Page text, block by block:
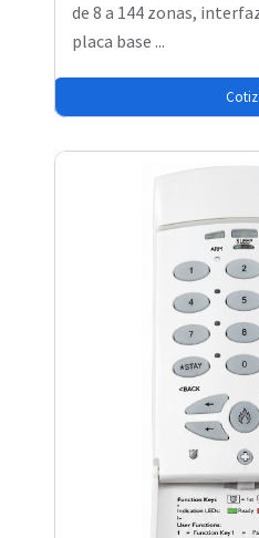
de 8 a 144 zonas,
placa base ...